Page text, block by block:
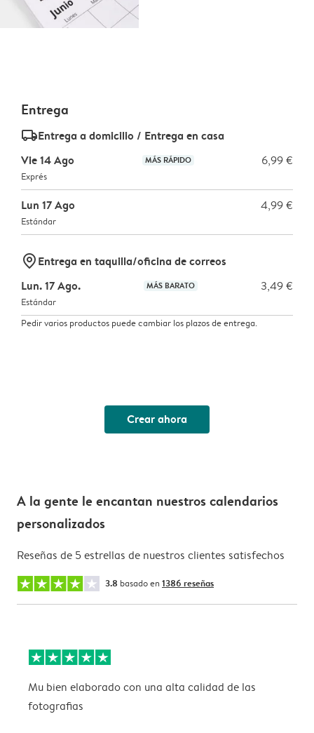
Entrega
delivery_standard_v2Entrega a domicilio / Entrega en casa
Vie 14 Ago
MÁS RÁPIDO 6,99 €
Exprés
Lun 17 Ago 4,99 €
Estándar
marker-pinEntrega en taquilla/oficina de correos
Lun. 17 Ago.
MÁS BARATO 3,49 €
Estándar
Pedir varios productos puede cambiar los plazos de entrega.
Crear ahora
A la gente le encantan nuestros calendarios
personalizados
Reseñas de 5 estrellas de nuestros clientes satisfechos
3.8 basado en 1386 reseñas
Mu bien elaborado con una alta calidad de las
fotografias